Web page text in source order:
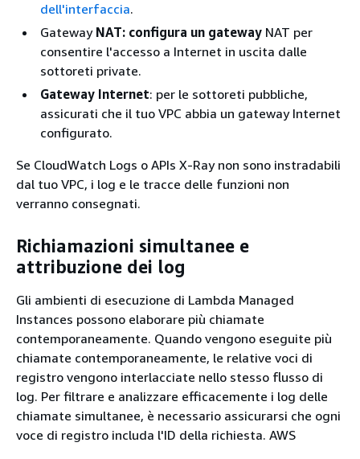
dell'interfaccia.
Gateway NAT: configura un gateway NAT per
consentire l'accesso a Internet in uscita dalle
sottoreti private.
Gateway Internet: per le sottoreti pubbliche,
assicurati che il tuo VPC abbia un gateway Internet
configurato.
Se CloudWatch Logs o APIs X-Ray non sono instradabili
dal tuo VPC, i log e le tracce delle funzioni non
verranno consegnati.
Richiamazioni simultanee e
attribuzione dei log
Gli ambienti di esecuzione di Lambda Managed
Instances possono elaborare più chiamate
contemporaneamente. Quando vengono eseguite più
chiamate contemporaneamente, le relative voci di
registro vengono interlacciate nello stesso flusso di
log. Per filtrare e analizzare efficacemente i log delle
chiamate simultanee, è necessario assicurarsi che ogni
voce di registro includa l'ID della richiesta. AWS